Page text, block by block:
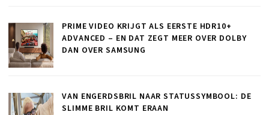
PRIME VIDEO KRIJGT ALS EERSTE HDR10+
ADVANCED – EN DAT ZEGT MEER OVER DOLBY
DAN OVER SAMSUNG
VAN ENGERDSBRIL NAAR STATUSSYMBOOL: DE
SLIMME BRIL KOMT ERAAN